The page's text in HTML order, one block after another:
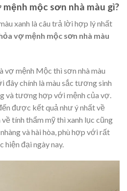
mộc sơn nhà màu gì?
xanh là câu trả lời hợp lý nhất
vợ mệnh mộc sơn nhà màu
vợ mệnh Mộc thì sơn nhà màu
đây chính là màu sắc tương sinh
và tương hợp với mệnh của vợ.
được kết quả như ý nhất về
tính thẩm mỹ thì xanh lục cũng
và hài hòa, phù hợp với rất
hiện đại ngày nay.